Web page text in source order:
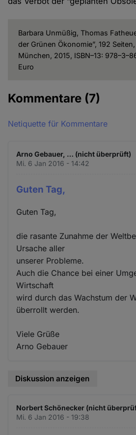
Barbara Unmüßig, Thomas
der Grünen Ökonomie”, 192
München, 2015, ISBN–13:
Euro
Kommentare (7)
Netiquette für Kommentare
Arno Gebauer, … (nicht überprüft)
Mi. 6 Jan 2016 - 14:42
Guten Tag,
Guten Tag,
die rasante Zunahme der
Ursache aller
unserer Probleme.
Auch die Chance bei einer
Wirtschaft
wird durch das Wachstum der
überrollt werden.
Viele Grüße
Arno Gebauer
Diskussion anzeigen
Norbert Schönecker (nicht
Mi. 6 Jan 2016 - 19:38